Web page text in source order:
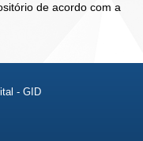
de acordo com a
- GID